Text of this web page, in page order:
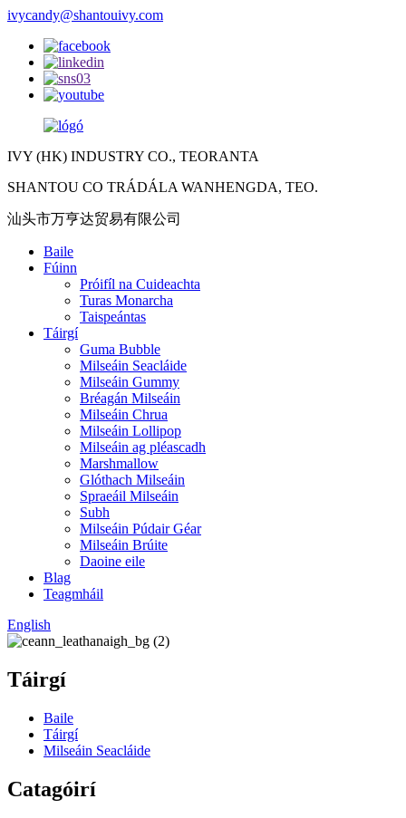
ivycandy@shantouivy.com
IVY (HK) INDUSTRY CO., TEORANTA
SHANTOU CO TRÁDÁLA WANHENGDA, TEO.
汕头市万亨达贸易有限公司
Baile
Fúinn
Próifíl na Cuideachta
Turas Monarcha
Taispeántas
Táirgí
Guma Bubble
Milseáin Seacláide
Milseáin Gummy
Bréagán Milseáin
Milseáin Chrua
Milseáin Lollipop
Milseáin ag pléascadh
Marshmallow
Glóthach Milseáin
Spraeáil Milseáin
Subh
Milseáin Púdair Géar
Milseáin Brúite
Daoine eile
Blag
Teagmháil
English
Táirgí
Baile
Táirgí
Milseáin Seacláide
Catagóirí